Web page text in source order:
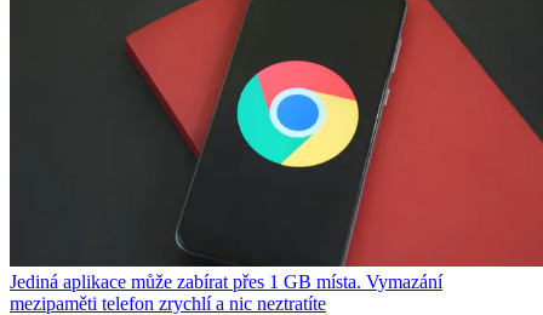
Jediná aplikace může zabírat přes 1 GB místa. Vymazání
mezipaměti telefon zrychlí a nic neztratíte